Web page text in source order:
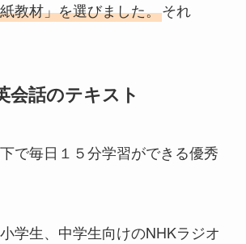
教材」を選びました。それ
会話のテキスト
で毎日１５分学習ができる優秀
学生、中学生向けのNHKラジオ